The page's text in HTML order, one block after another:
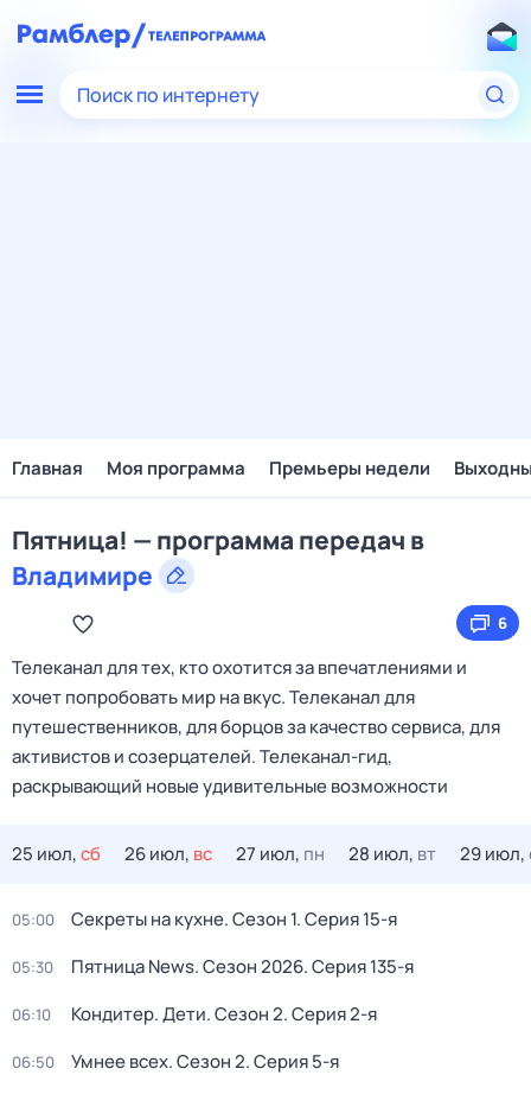
Поиск по интернету
Главная Моя программа Премьеры недели
Пятница! — программа передач в
Владимире
6
Телеканал для тех, кто охотится за впечатлениями и
хочет попробовать мир на вкус. Телеканал для
путешественников, для борцов за качество сервиса, для
активистов и созерцателей. Телеканал-гид,
раскрывающий новые удивительные возможности
25 июл,сб 26 июл, вс 27 июл, пн 28 июл, вт 29 июл,
05:00 Секреты на кухне. Сезон 1. Серия 15-я
05:30 Пятница News. Сезон 2026. Серия 135-я
06:10 Кондитер. Дети. Сезон 2. Серия 2-я
06:50 Умнее всех. Сезон 2. Серия 5-я